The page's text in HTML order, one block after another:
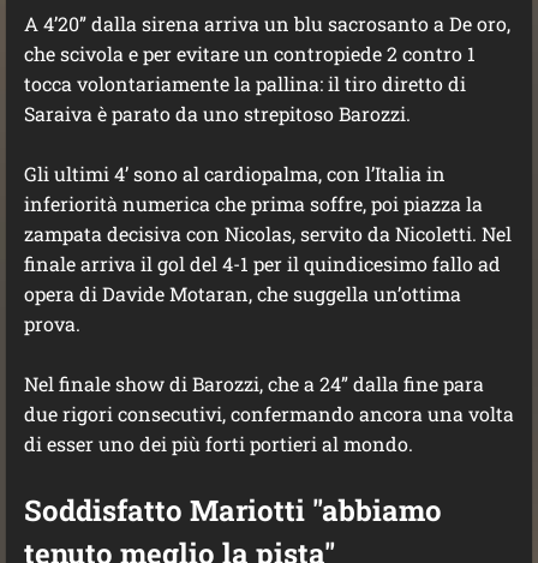
A 4’20” dalla sirena arriva un blu sacrosanto a De oro,
che scivola e per evitare un contropiede 2 contro 1
tocca volontariamente la pallina: il tiro diretto di
Saraiva è parato da uno strepitoso Barozzi.
Gli ultimi 4’ sono al cardiopalma, con l’Italia in
inferiorità numerica che prima soffre, poi piazza la
zampata decisiva con Nicolas, servito da Nicoletti. Nel
finale arriva il gol del 4-1 per il quindicesimo fallo ad
opera di Davide Motaran, che suggella un’ottima
prova.
Nel finale show di Barozzi, che a 24” dalla fine para
due rigori consecutivi, confermando ancora una volta
di esser uno dei più forti portieri al mondo.
Soddisfatto Mariotti "abbiamo
tenuto meglio la pista"